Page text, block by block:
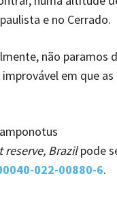
e no Cerrado.
não paramos
em que as
reserve, Brazilpode
022-00880-6.